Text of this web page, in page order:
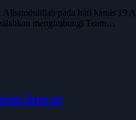
pada hari kamis 19
menghubungi Team…
lancar